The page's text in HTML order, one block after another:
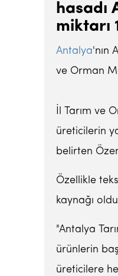
hasadı
miktarı
Antalya'nın
ve Orman
İl Tarım ve
üreticilerin
belirten
Özellikle
kaynağı
"Antalya
ürünlerin
üreticilere